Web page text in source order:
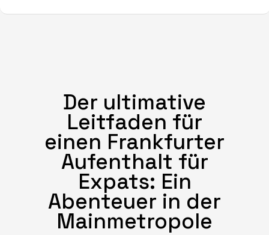
Der ultimative
Leitfaden für
einen Frankfurter
Aufenthalt für
Expats: Ein
Abenteuer in der
Mainmetropole